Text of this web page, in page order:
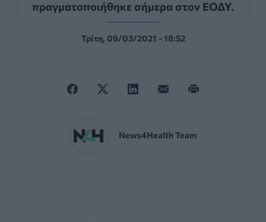
πραγματοποιήθηκε σήμερα στον ΕΟΔΥ.
Τρίτη, 09/03/2021 - 18:52
News4Health Team